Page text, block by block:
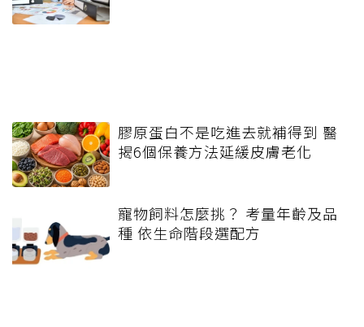
膠原蛋白不是吃進去就補得到 醫
揭6個保養方法延緩皮膚老化
寵物飼料怎麼挑？ 考量年齡及品
種 依生命階段選配方